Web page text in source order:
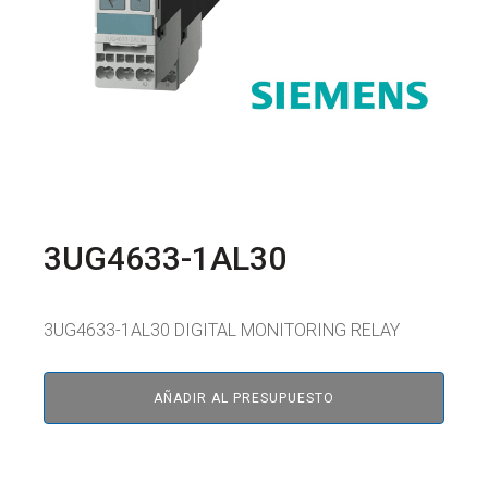
3UG4633-1AL30
3UG4633-1AL30 DIGITAL MONITORING RELAY
AÑADIR AL PRESUPUESTO